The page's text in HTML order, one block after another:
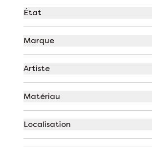
État
Marque
Artiste
Matériau
Localisation